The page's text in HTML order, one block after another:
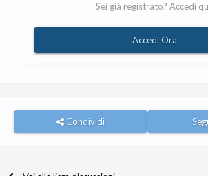
Sei già registrato? Accedi
Accedi Ora
Condividi